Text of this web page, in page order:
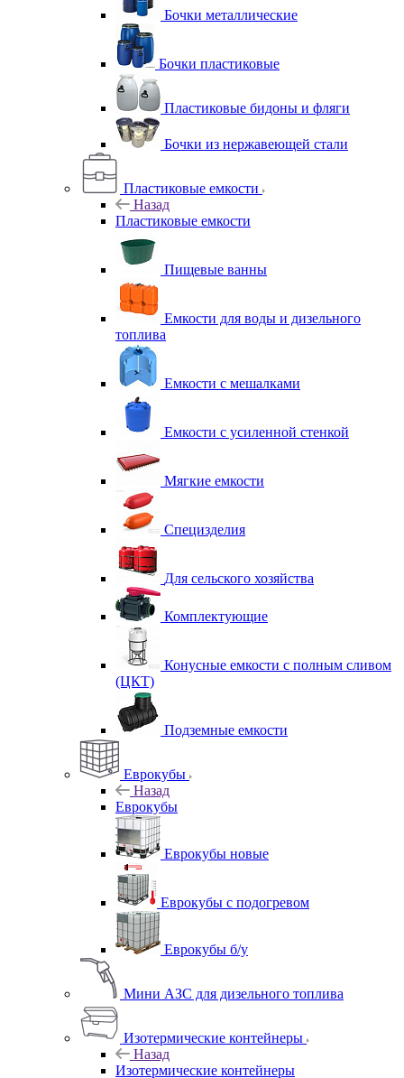
Бочки металлические
Бочки пластиковые
Пластиковые бидоны и фляги
Бочки из нержавеющей стали
Пластиковые емкости
Назад
Пластиковые емкости
Пищевые ванны
Емкости для воды и дизельного
топлива
Емкости с мешалками
Емкости с усиленной стенкой
Мягкие емкости
Специзделия
Для сельского хозяйства
Комплектующие
Конусные емкости с полным сливом
(ЦКТ)
Подземные емкости
Еврокубы
Назад
Еврокубы
Еврокубы новые
Еврокубы с подогревом
Еврокубы б/у
Мини АЗС для дизельного топлива
Изотермические контейнеры
Назад
Изотермические контейнеры